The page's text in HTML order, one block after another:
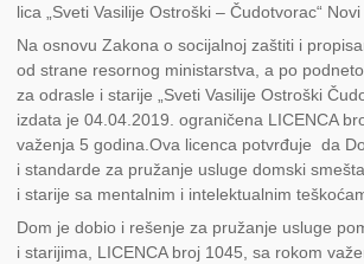
lica „Sveti Vasilije Ostroški – Čudotvorac“ Novi
Na osnovu Zakona o socijalnoj zaštiti i
od strane resornog ministarstva, a po
za odrasle i starije „Sveti Vasilije Ostroški
izdata je 04.04.2019. ograničena LICENCA
važenja 5 godina.Ova licenca potvrđuje da
i standarde za pružanje usluge domski
i starije sa mentalnim i intelektualnim
Dom je dobio i rešenje za pružanje usluge
i starijima, LICENCA broj 1045, sa rokom